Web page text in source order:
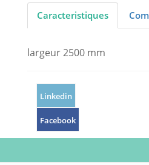
Caracteristiques
largeur 2500 mm
Linkedin
Facebook